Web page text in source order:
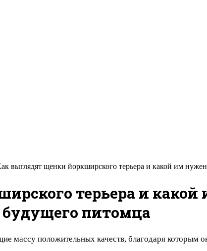
выглядят щенки йоркширского терьера и какой им
терьера и
будущего питомца
массу положительных качеств, благодаря которым